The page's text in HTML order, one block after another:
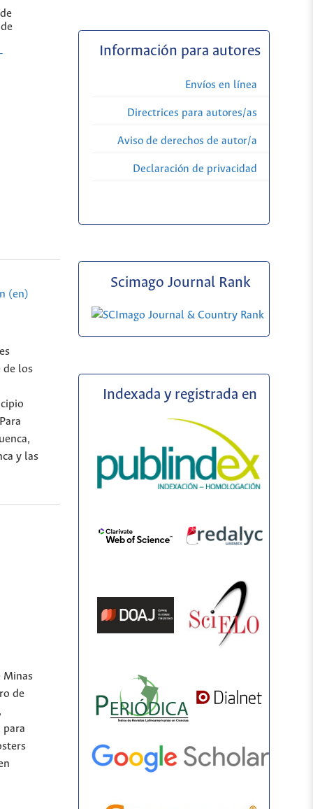
(en)
de los
y las
Minas
de
para
Información para autores
Envíos en línea
Directrices para autores/as
Aviso de derechos de autor/a
Declaración de privacidad
Scimago Journal Rank
Indexada y registrada en